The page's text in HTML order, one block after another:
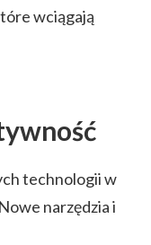
wciągają
technologii w
narzędzia i